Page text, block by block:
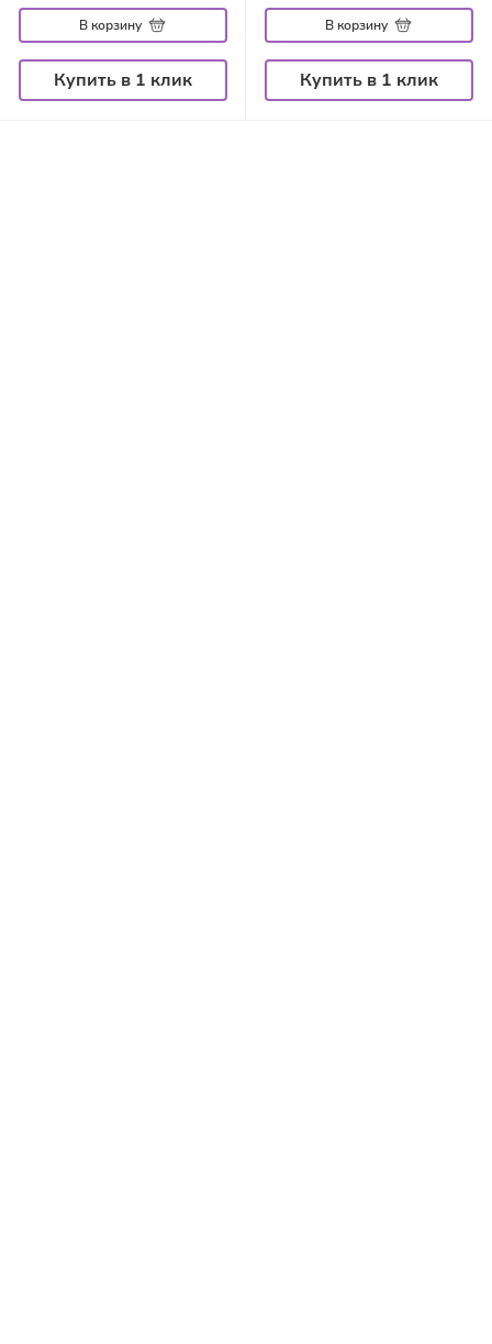
В корзину
Купить в 1 клик
В корзину
Купить в 1 клик